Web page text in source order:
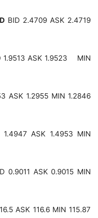
BID 2.4709 ASK 2.4719
1.9513 ASK 1.9523 MIN
ASK 1.2955 MIN 1.2846
ASK 1.4953 MIN
0.9011 ASK 0.9015 MIN
ASK 116.6 MIN 115.87